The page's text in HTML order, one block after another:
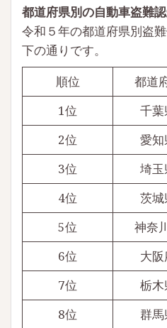
都道府県別の自動車盗難
令和５年の都道府県別盗
下の通りです。
順位
都道
1位
千
2位
愛
3位
埼
4位
茨
5位
神奈
6位
大
7位
栃
8位
群